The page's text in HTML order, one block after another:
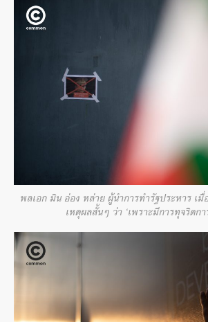
พลเอก มิน อ่อง หล่าย ผู้นำการทำรัฐประหาร เ
เหตุผลสั้นๆ ว่า ‘เพราะมีการทุจริตกา